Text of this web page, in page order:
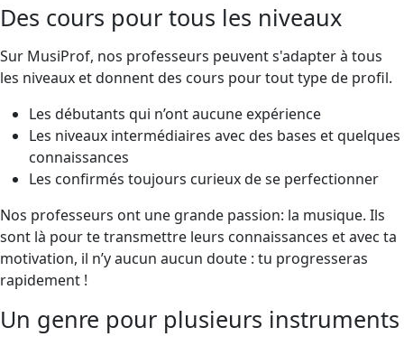
Des cours pour tous les niveaux
Sur MusiProf, nos professeurs peuvent s'adapter à tous
les niveaux et donnent des cours pour tout type de profil.
Les débutants qui n’ont aucune expérience
Les niveaux intermédiaires avec des bases et quelques
connaissances
Les confirmés toujours curieux de se perfectionner
Nos professeurs ont une grande passion: la musique. Ils
sont là pour te transmettre leurs connaissances et avec ta
motivation, il n’y aucun aucun doute : tu progresseras
rapidement !
Un genre pour plusieurs instruments